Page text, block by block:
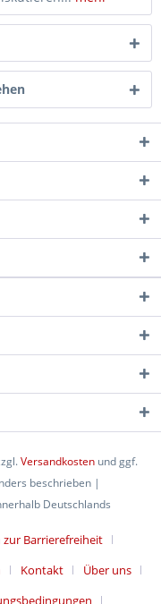
Versandkosten und ggf.
beschrieben |
Deutschlands
Barrierefreiheit
Kontakt
Über uns